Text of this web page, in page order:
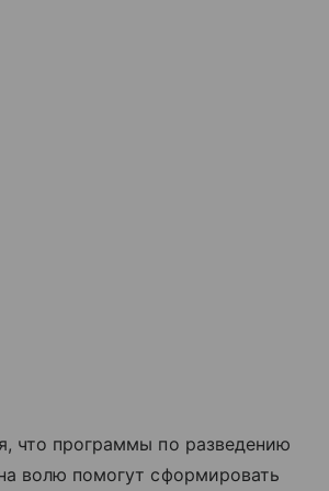
что программы по разведению
волю помогут сформировать